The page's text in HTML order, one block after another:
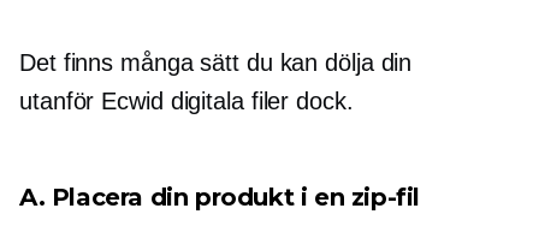
Det finns många sätt du kan dölja din
utanför Ecwid digitala filer dock.
A. Placera din produkt i en zip-fil